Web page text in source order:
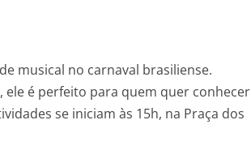
musical no carnaval brasiliense.
ele é perfeito para quem quer conhecer
se iniciam às 15h, na Praça dos